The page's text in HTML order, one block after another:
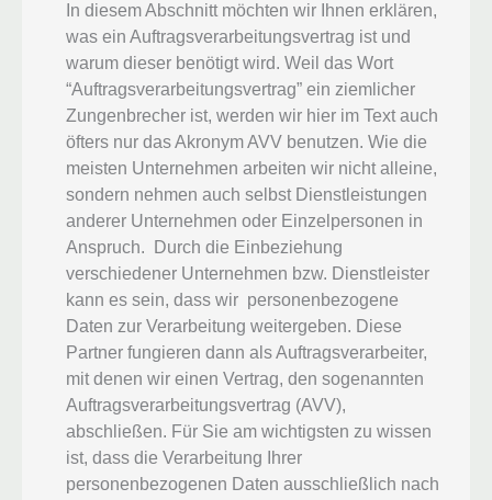
In diesem Abschnitt möchten wir Ihnen erklären,
was ein Auftragsverarbeitungsvertrag ist und
warum dieser benötigt wird. Weil das Wort
“Auftragsverarbeitungsvertrag” ein ziemlicher
Zungenbrecher ist, werden wir hier im Text auch
öfters nur das Akronym AVV benutzen. Wie die
meisten Unternehmen arbeiten wir nicht alleine,
sondern nehmen auch selbst Dienstleistungen
anderer Unternehmen oder Einzelpersonen in
Anspruch. Durch die Einbeziehung
verschiedener Unternehmen bzw. Dienstleister
kann es sein, dass wir personenbezogene
Daten zur Verarbeitung weitergeben. Diese
Partner fungieren dann als Auftragsverarbeiter,
mit denen wir einen Vertrag, den sogenannten
Auftragsverarbeitungsvertrag (AVV),
abschließen. Für Sie am wichtigsten zu wissen
ist, dass die Verarbeitung Ihrer
personenbezogenen Daten ausschließlich nach